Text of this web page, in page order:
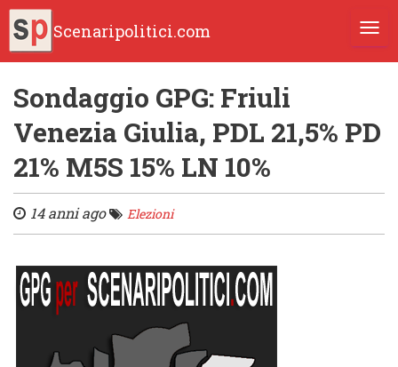
Scenaripolitici.com
Sondaggio GPG: Friuli
Venezia Giulia, PDL 21,5% PD
21% M5S 15% LN 10%
14 anni ago Elezioni